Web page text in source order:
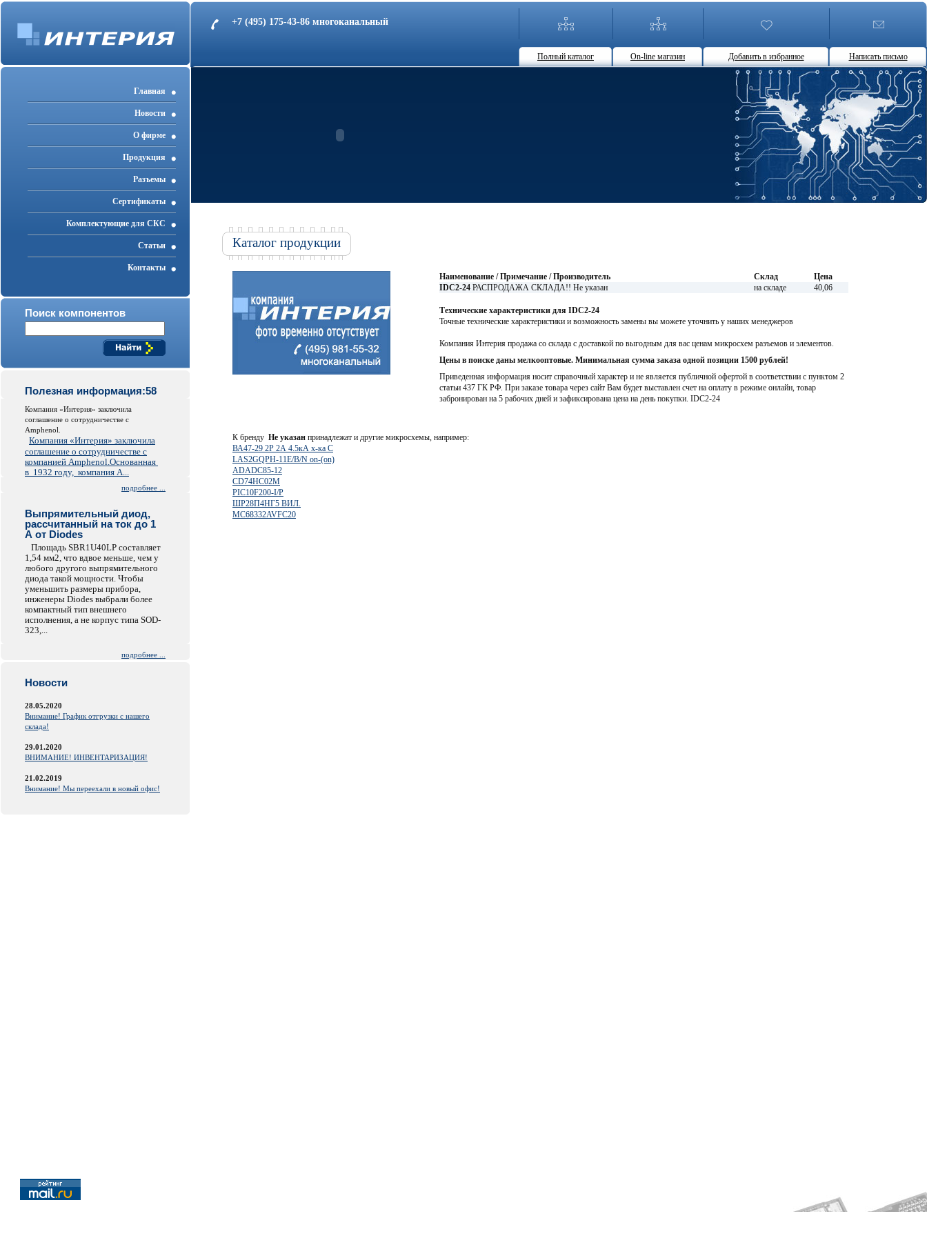
+7 (495) 175-43-86 многоканальный
Полный каталог On-line магазин Добавить в избранное Написать письмо
Главная
Новости
О фирме
Продукция
Разъемы
Cертификаты
Комплектующие для СКС
Статьи
Контакты
Поиск компонентов
Полезная информация:58
Компания «Интерия» заключила
соглашение о сотрудничестве c
Amphenol.
Компания «Интерия» заключила
соглашение о сотрудничестве с
компанией Amphenol.Основанная
в 1932 году, компания A...
подробнее ...
Выпрямительный диод,
рассчитанный на ток до 1
А от Diodes
Площадь SBR1U40LP составляет
1,54 мм2, что вдвое меньше, чем у
любого другого выпрямительного
диода такой мощности. Чтобы
уменьшить размеры прибора,
инженеры Diodes выбрали более
компактный тип внешнего
исполнения, а не корпус типа SOD-
323,...
подробнее ...
Новости
28.05.2020
Внимание! График отгрузки с нашего
склада!
29.01.2020
ВНИМАНИЕ! ИНВЕНТАРИЗАЦИЯ!
21.02.2019
Внимание! Мы переехали в новый офис!
Каталог продукции
Наименование / Примечание / Производитель Склад
Цена
IDC2-24 РАСПРОДАЖА СКЛАДА!! Не указан на складе 40,06
Технические характеристики для IDC2-24
Точные технические характеристики и возможность замены вы можете уточнить у наших менеджеров
Компания Интерия продажа со склада с доставкой по выгодным для вас ценам микросхем разъемов и элементов.
Цены в поиске даны мелкооптовые. Минимальная сумма заказа одной позиции 1500 рублей!
Приведенная информация носит справочный характер и не является публичной офертой в соответствии с пунктом 2
статьи 437 ГК РФ. При заказе товара через сайт Вам будет выставлен счет на оплату в режиме онлайн, товар
забронирован на 5 рабочих дней и зафиксирована цена на день покупки. IDC2-24
К бренду Не указан принадлежат и другие микросхемы, например:
ВА47-29 2Р 2А 4.5кА х-ка С
LAS2GQPH-11E/B/N on-(on)
ADADC85-12
CD74HC02M
PIC10F200-I/P
ШР28П4НГ5 ВИЛ.
MC68332AVFC20